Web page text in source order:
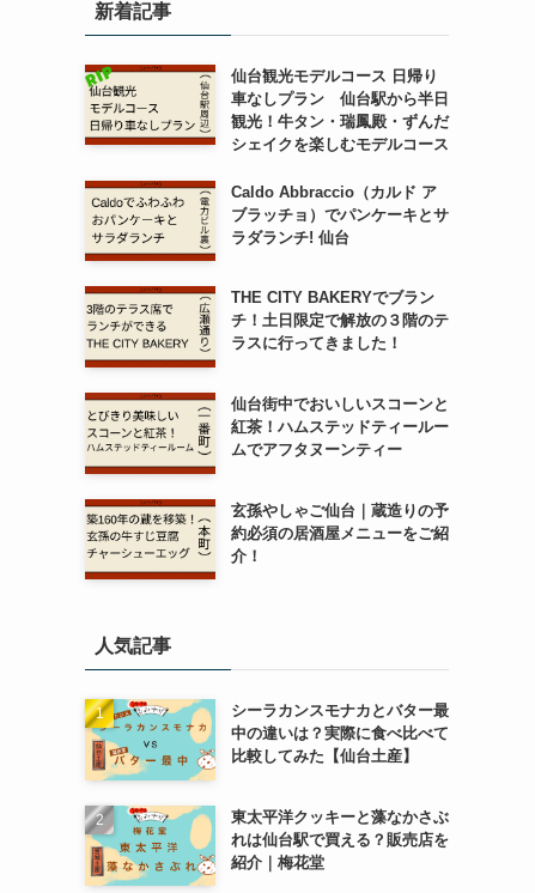
新着記事
仙台観光モデルコース 日帰り
車なしプラン 仙台駅から半日
観光！牛タン・瑞鳳殿・ずんだ
シェイクを楽しむモデルコース
Caldo Abbraccio（カルド ア
ブラッチョ）でパンケーキとサ
ラダランチ! 仙台
THE CITY BAKERYでブラン
チ！土日限定で解放の３階のテ
ラスに行ってきました！
仙台街中でおいしいスコーンと
紅茶！ハムステッドティールー
ムでアフタヌーンティー
玄孫やしゃご仙台｜蔵造りの予
約必須の居酒屋メニューをご紹
介！
人気記事
シーラカンスモナカとバター最
中の違いは？実際に食べ比べて
比較してみた【仙台土産】
東太平洋クッキーと藻なかさぶ
れは仙台駅で買える？販売店を
紹介｜梅花堂